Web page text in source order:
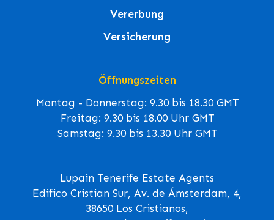
Vererbung
Versicherung
Öffnungszeiten
Montag - Donnerstag: 9.30 bis 18.30 GMT
Freitag: 9.30 bis 18.00 Uhr GMT
Samstag: 9.30 bis 13.30 Uhr GMT
Lupain Tenerife Estate Agents
Edifico Cristian Sur, Av. de Ámsterdam, 4,
38650 Los Cristianos,